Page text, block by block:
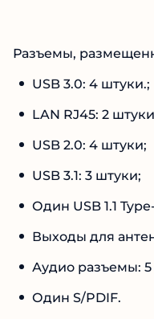
Разъемы,
USB 3.0: 4 штуки.;
LAN RJ45: 2
USB 2.0: 4 штуки;
USB 3.1: 3 штуки;
Один USB 1.1
Выходы для
Аудио разъемы: 5
Один S/PDIF.